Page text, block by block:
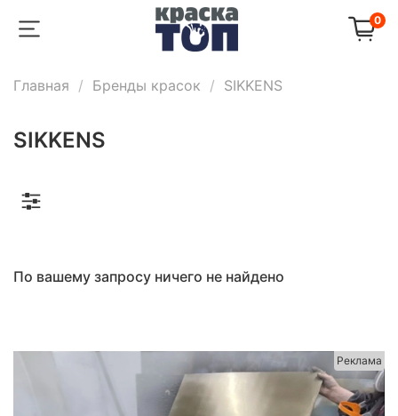
0
Главная Бренды красок SIKKENS
SIKKENS
По вашему запросу ничего не найдено
Реклама